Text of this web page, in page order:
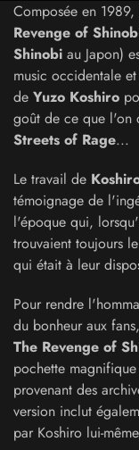
Composée en
Revenge of
Shinobi au Japon)
music occidentale
de Yuzo Koshiro
goût de ce que l'on
Streets of Rage...
Le travail de
témoignage de
l'époque qui,
trouvaient toujours
qui était à leur
Pour rendre
du bonheur aux
The Revenge of
pochette
provenant des
version inclut
par Koshiro lui-